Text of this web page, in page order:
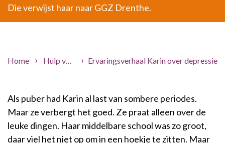
Die verwijst haar naar GGZ Drenthe.
Home Hulp voor jou Ervaringsverhalen
Ervaringsverhaal Karin over depressie
Als puber had Karin al last van sombere periodes.
Maar ze verbergt het goed. Ze praat alleen over de
leuke dingen. Haar middelbare school was zo groot,
daar viel het niet op om in een hoekje te zitten. Maar